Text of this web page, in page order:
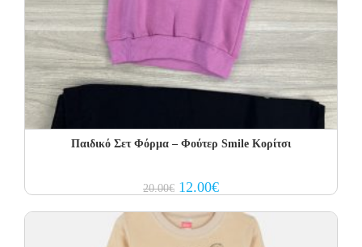
Παιδικό Σετ Φόρμα – Φούτερ Smile Κορίτσι
20.00€ Original
price
20.00€.
12.00€Current
price
12.00€.